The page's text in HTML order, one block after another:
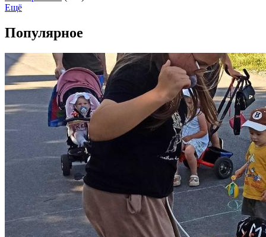
Ещё
Популярное